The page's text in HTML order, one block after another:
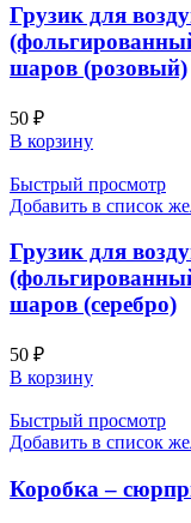
Грузик для
шаров (розовый)
50 ₽
В корзину
Быстрый просмотр
Добавить в список
Грузик для
шаров (серебро)
50 ₽
В корзину
Быстрый просмотр
Добавить в список
Коробка –